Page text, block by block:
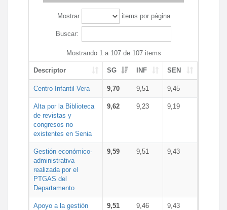
Mostrar items por página
Buscar:
Mostrando 1 a 107 de 107 items
Descriptor SG INF SEN
Centro Infantil Vera 9,70 9,51 9,45
Alta por la Biblioteca
de revistas y
congresos no
existentes en Senia
9,62 9,23 9,19
Gestión económico-
administrativa
realizada por el
PTGAS del
Departamento
9,59 9,51 9,43
Apoyo a la gestión
9,51 9,46 9,43